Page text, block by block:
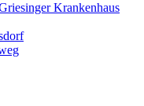
Krankenhaus